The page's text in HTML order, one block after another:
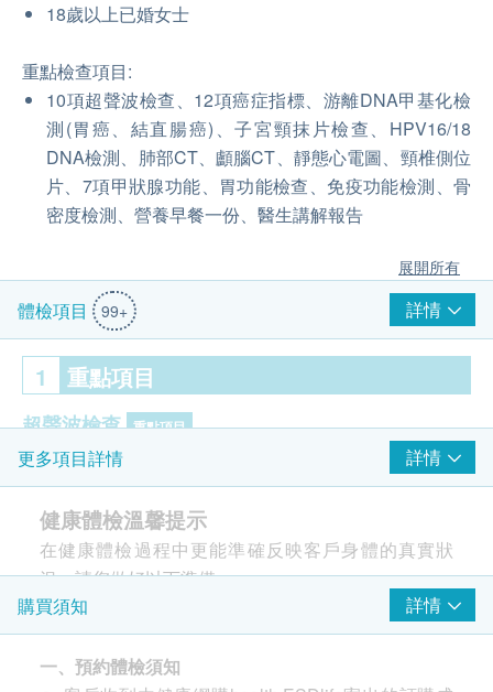
18歲以上已婚女士
重點檢查項目:
10項超聲波檢查、12項癌症指標、游離DNA甲基化檢
測(胃癌、結直腸癌)、子宮頸抹片檢查、HPV16/18
DNA檢測、肺部CT、顱腦CT、靜態心電圖、頸椎側位
片、7項甲狀腺功能、胃功能檢查、免疫功能檢測、骨
密度檢測、營養早餐一份、醫生講解報告
展開所有
體檢項目 99+ 詳情
1 重點項目
超聲波檢查 重點項目
乳房超聲波
上腹腔超聲波:肝
上腹腔超聲波:胰
上腹腔超聲波:脾
上腹腔超聲波:膽
上腹腔超聲波:腎
頸動脈超聲波
更多項目詳情 詳情
健康體檢溫馨提示
在健康體檢過程中更能準確反映客戶身體的真實狀
況，請您做好以下準備：
一、體檢前註意事項
1. 體檢前3日內保持正常飲食，不吃過於油膩、高蛋
白食物，不要飲酒，晚上應早休息，避免疲勞，婦科
購買須知 詳情
一、預約體檢須知